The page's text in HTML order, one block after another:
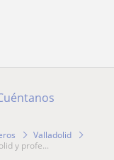
Valladolid
y profe...